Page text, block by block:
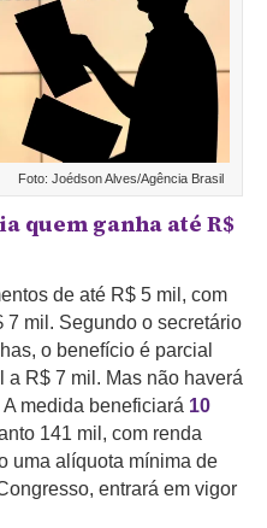
Foto: Joédson Alves/Agência Brasil
quem ganha até R$
de até R$ 5 mil, com
7 mil. Segundo o secretário
o benefício é parcial
a R$ 7 mil. Mas não haverá
medida beneficiará 10
141 mil, com renda
uma alíquota mínima de
entrará em vigor